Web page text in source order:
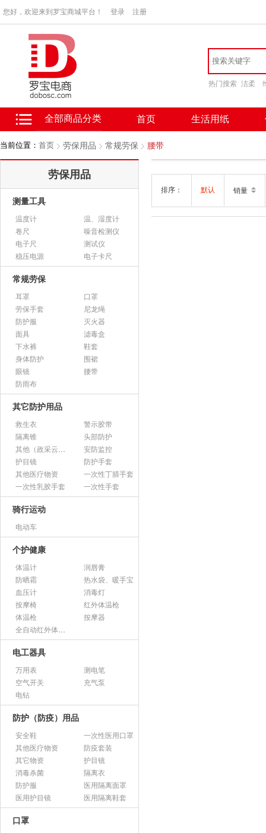
您好，欢迎来到罗宝商城平台！ 登录 注册
热门搜索 洁柔
全部商品分类 首页 生活用纸
当前位置： 首页 劳保用品 常规劳保 腰带
劳保用品
测量工具
温度计
温、湿度计
卷尺
噪音检测仪
电子尺
测试仪
稳压电源
电子卡尺
常规劳保
耳罩
口罩
劳保手套
尼龙绳
防护服
灭火器
面具
滤毒盒
下水裤
鞋套
身体防护
围裙
眼镜
腰带
防雨布
其它防护用品
救生衣
警示胶带
隔离锥
头部防护
其他（政采云上架用）
安防监控
护目镜
防护手套
其他医疗物资
一次性丁腈手套
一次性乳胶手套
一次性手套
骑行运动
电动车
个护健康
体温计
润唇膏
防晒霜
热水袋、暖手宝
血压计
消毒灯
按摩椅
红外体温枪
体温枪
按摩器
全自动红外体温监测仪
电工器具
万用表
测电笔
空气开关
充气泵
电钻
防护（防疫）用品
安全鞋
一次性医用口罩
其他医疗物资
防疫套装
其它物资
护目镜
消毒杀菌
隔离衣
防护服
医用隔离面罩
医用护目镜
医用隔离鞋套
口罩
排序： 默认 销量